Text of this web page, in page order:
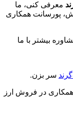
معرفی کنی، ما
پورسانت همکاری
بیشتر با ما
سر بزن.